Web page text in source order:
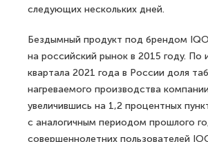
следующих нескольких дней.
Бездымный продукт под брендом
на российский рынок в 2015 году. По
квартала 2021 года в России доля
нагреваемого производства
увеличившись на 1,2 процентных
с аналогичным периодом прошлого
совершеннолетних пользователей